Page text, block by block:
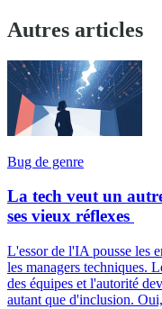
Autres articles
Bug de genre
La tech veut un
ses vieux réflexes
L'essor de l'IA pousse les
les managers techniques.
des équipes et l'autorité
autant que d'inclusion.